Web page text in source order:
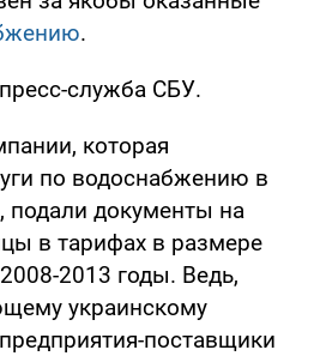
.
служба СБУ.
которая
по водоснабжению в
подали документы на
в тарифах в размере
2013 годы. Ведь,
украинскому
поставщики